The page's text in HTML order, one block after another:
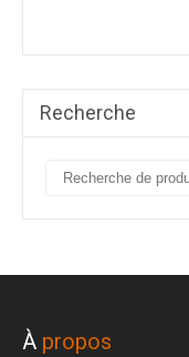
Recherche
Recherche
À propos